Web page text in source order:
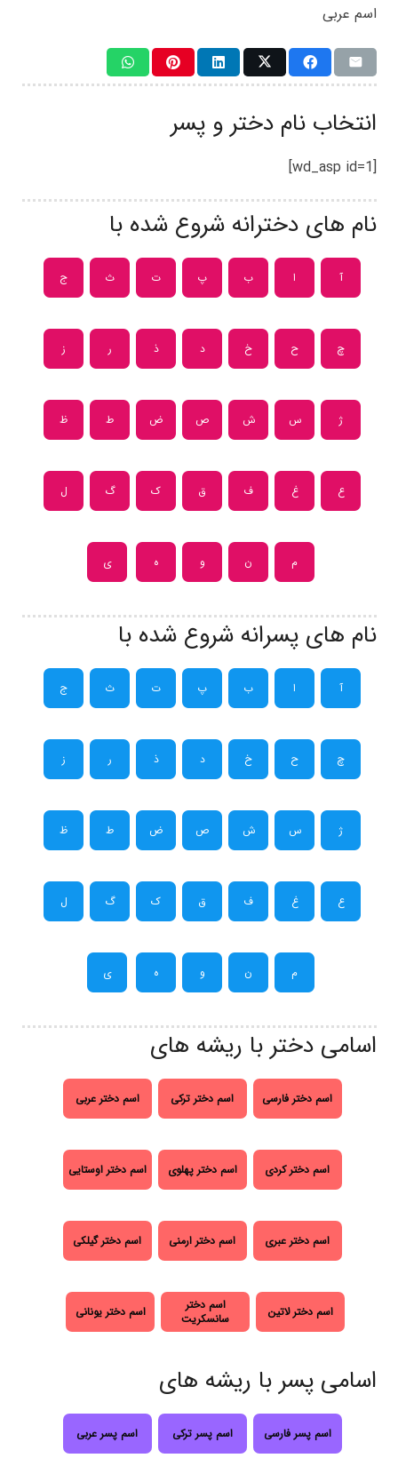
اسم عربی
انتخاب نام دختر و پسر
[wd_asp id=1]
نام های دخترانه شروع شده با
آ ا ب پ ت ث ج
چ ح خ د ذ ر ز
ژ س ش ص ض ط ظ
ع غ ف ق ک گ ل
م ن و ه ی
نام های پسرانه شروع شده با
آ ا ب پ ت ث ج
چ ح خ د ذ ر ز
ژ س ش ص ض ط ظ
ع غ ف ق ک گ ل
م ن و ه ی
اسامی دختر با ریشه های
اسم دختر فارسی اسم دختر ترکی اسم دختر عربی
اسم دختر کردی اسم دختر پهلوی اسم دختر اوستایی
اسم دختر عبری اسم دختر ارمنی اسم دختر گیلکی
اسم دختر لاتین
اسم دختر
سانسکریت
اسم دختر یونانی
اسامی پسر با ریشه های
اسم پسر فارسی اسم پسر ترکی اسم پسر عربی